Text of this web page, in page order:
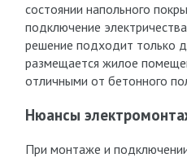
состоянии напольного
подключение
решение подходит только
размещается жилое
отличными от бетонного
Нюансы
При монтаже и